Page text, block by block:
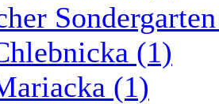
(1)
(1)